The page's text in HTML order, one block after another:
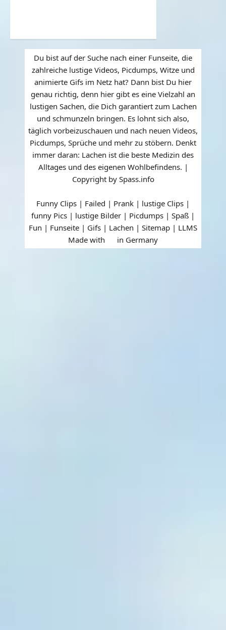
Du bist auf der Suche nach einer Funseite, die
zahlreiche lustige Videos, Picdumps, Witze und
animierte Gifs im Netz hat? Dann bist Du hier
genau richtig, denn hier gibt es eine Vielzahl an
lustigen Sachen, die Dich garantiert zum Lachen
und schmunzeln bringen. Es lohnt sich also,
täglich vorbeizuschauen und nach neuen Videos,
Picdumps, Sprüche und mehr zu stöbern. Denkt
immer daran: Lachen ist die beste Medizin des
Alltages und des eigenen Wohlbefindens. |
Copyright by Spass.info
Funny Clips | Failed | Prank | lustige Clips |
funny Pics | lustige Bilder | Picdumps | Spaß |
Fun | Funseite | Gifs | Lachen | Sitemap | LLMS
Made with
in Germany